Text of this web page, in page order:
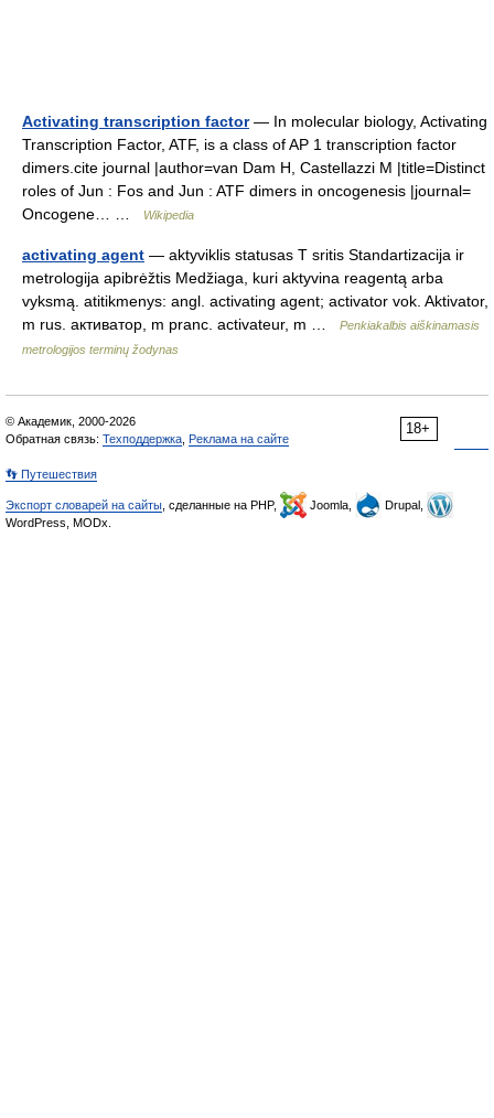
Activating transcription factor— In molecular biology, Activating
Transcription Factor, ATF, is a class of AP 1 transcription factor
dimers.cite journal |author=van Dam H, Castellazzi M |title=Distinct
roles of Jun : Fos and Jun : ATF dimers in oncogenesis |journal=
Oncogene… …
Wikipedia
activating agent — aktyviklis statusas T sritis Standartizacija ir
metrologija apibrėžtis Medžiaga, kuri aktyvina reagentą arba
vyksmą. atitikmenys: angl. activating agent; activator vok. Aktivator,
m rus. активатор, m pranc. activateur, m …
Penkiakalbis aiškinamasis
metrologijos terminų žodynas
18+
© Академик, 2000-2026
Обратная связь: Техподдержка Реклама на сайте
👣 Путешествия
Экспорт словарей на сайты , сделанные на PHP, Joomla,
Drupal,
WordPress, MODx.